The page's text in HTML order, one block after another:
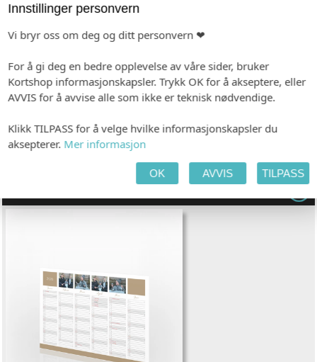
Fra kr 49,00pr. stk. (ved 10)
Vis pristabell
TILPASS PRODUKTET HANDLEKURV KASSE
PAPIR
Hvitt, bestrøket
Innstillinger personvern
Vi bryr oss om deg og ditt personvern ❤
For å gi deg en bedre opplevelse av våre sider, bruker
Kortshop informasjonskapsler. Trykk OK for å akseptere, eller
AVVIS for å avvise alle som ikke er teknisk nødvendige.
Klikk TILPASS for å velge hvilke informasjonskapsler du
aksepterer. Mer informasjon
OK AVVIS TILPASS